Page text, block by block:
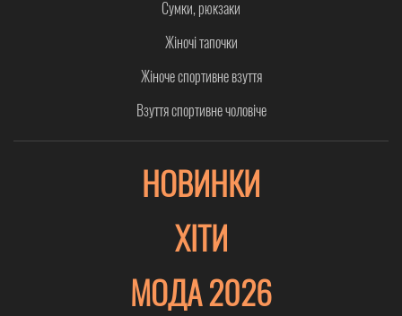
Сумки, рюкзаки
Жіночі тапочки
Жіноче спортивне взуття
Взуття спортивне чоловіче
НОВИНКИ
ХІТИ
МОДА 2026